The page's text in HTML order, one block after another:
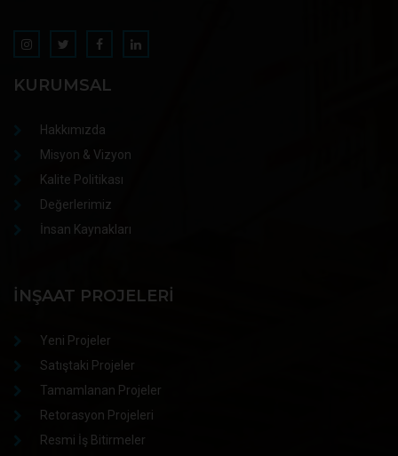
KURUMSAL
Hakkımızda
Misyon & Vizyon
Kalite Politikası
Değerlerimiz
İnsan Kaynakları
İNŞAAT PROJELERI
Yeni Projeler
Satıştaki Projeler
Tamamlanan Projeler
Retorasyon Projeleri
Resmi İş Bitirmeler